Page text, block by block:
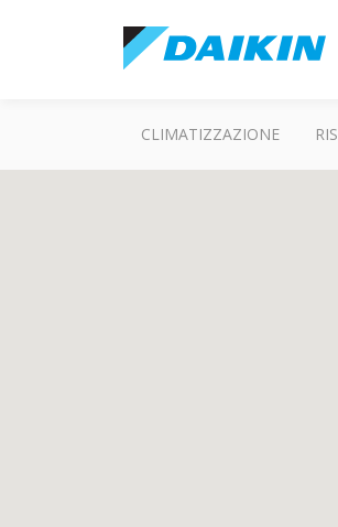
CLIMATIZZAZIONE